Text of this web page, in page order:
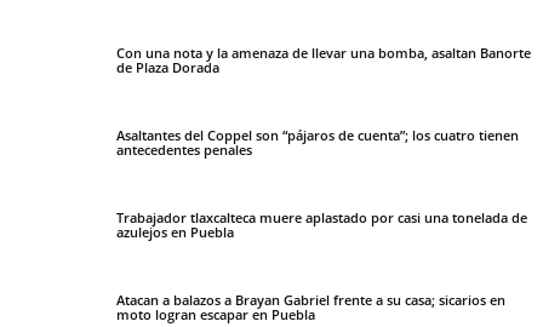
Con una nota y la amenaza de llevar una bomba, asaltan Banorte
de Plaza Dorada
Asaltantes del Coppel son “pájaros de cuenta”; los cuatro tienen
antecedentes penales
Trabajador tlaxcalteca muere aplastado por casi una tonelada de
azulejos en Puebla
Atacan a balazos a Brayan Gabriel frente a su casa; sicarios en
moto logran escapar en Puebla